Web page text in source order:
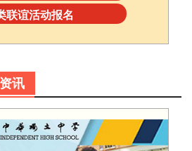
联谊活动报名
讯